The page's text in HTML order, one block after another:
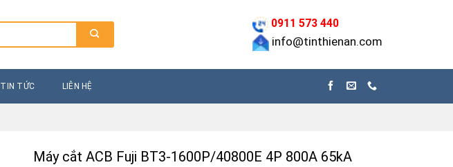
0911 573 440
info@tinthienan.com
TIN TỨC LIÊN HỆ
Máy cắt ACB Fuji BT3-1600P/40800E 4P 800A 65kA